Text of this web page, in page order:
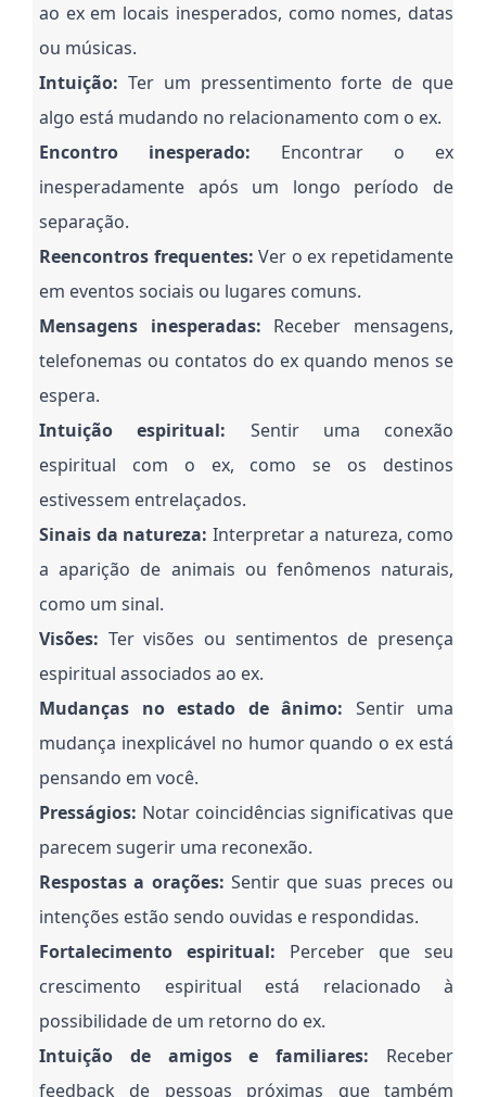
ao ex em locais inesperados, como nomes, datas
ou músicas.
Intuição: Ter um pressentimento forte de que
algo está mudando no relacionamento com o ex.
Encontro inesperado: Encontrar o ex
inesperadamente após um longo período de
separação.
Reencontros frequentes: Ver o ex repetidamente
em eventos sociais ou lugares comuns.
Mensagens inesperadas: Receber mensagens,
telefonemas ou contatos do ex quando menos se
espera.
Intuição espiritual: Sentir uma conexão
espiritual com o ex, como se os destinos
estivessem entrelaçados.
Sinais da natureza: Interpretar a natureza, como
a aparição de animais ou fenômenos naturais,
como um sinal.
Visões: Ter visões ou sentimentos de presença
espiritual associados ao ex.
Mudanças no estado de ânimo: Sentir uma
mudança inexplicável no humor quando o ex está
pensando em você.
Presságios: Notar coincidências significativas que
parecem sugerir uma reconexão.
Respostas a orações: Sentir que suas preces ou
intenções estão sendo ouvidas e respondidas.
Fortalecimento espiritual: Perceber que seu
crescimento espiritual está relacionado à
possibilidade de um retorno do ex.
Intuição de amigos e familiares: Receber
feedback de pessoas próximas que também